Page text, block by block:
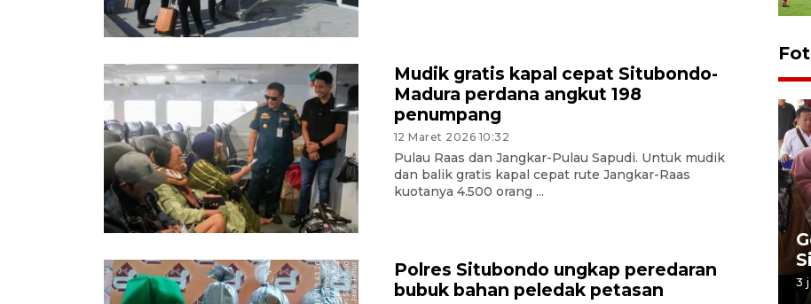
Mudik gratis kapal cepat Situbondo-
Madura perdana angkut 198
penumpang
12 Maret 2026 10:32
Pulau Raas dan Jangkar-Pulau Sapudi. Untuk mudik
dan balik gratis kapal cepat rute Jangkar-Raas
kuotanya 4.500 orang ...
Polres Situbondo ungkap peredaran
bubuk bahan peledak petasan
Presiden 2026
7 jam lalu 3